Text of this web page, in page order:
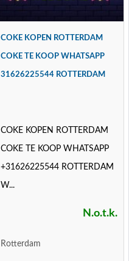
COKE KOPEN ROTTERDAM
COKE TE KOOP WHATSAPP
31626225544 ROTTERDAM
COKE KOPEN ROTTERDAM
COKE TE KOOP WHATSAPP
+31626225544 ROTTERDAM
W...
N.o.t.k.
Rotterdam